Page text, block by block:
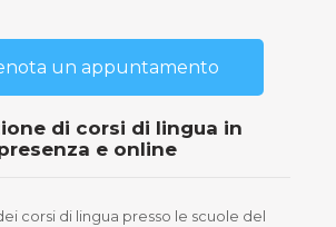
un appuntamento
di corsi di lingua in
e online
corsi di lingua presso le scuole del